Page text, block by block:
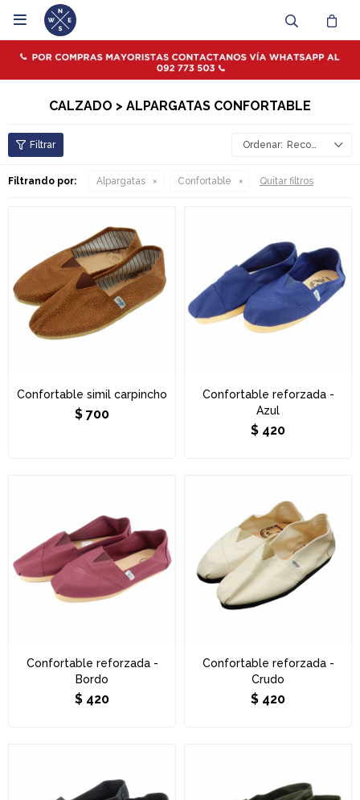

CALZADO > ALPARGATAS CONFORTABLE
Recomendados
Filtrando por: Alpargatas Confortable Quitar filtros
Confortable simil carpincho
$ 700
Confortable reforzada -
Azul
$ 420
Confortable reforzada -
Bordo
$ 420
Confortable reforzada -
Crudo
$ 420